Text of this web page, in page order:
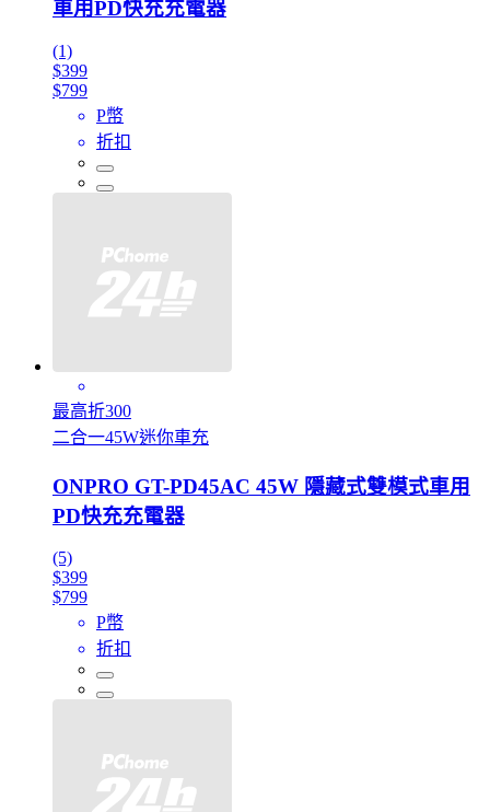
車用PD快充充電器
(1)
$399
$799
P幣
折扣
最高折300
二合一45W迷你車充
ONPRO GT-PD45AC 45W 隱藏式雙模式車用
PD快充充電器
(5)
$399
$799
P幣
折扣